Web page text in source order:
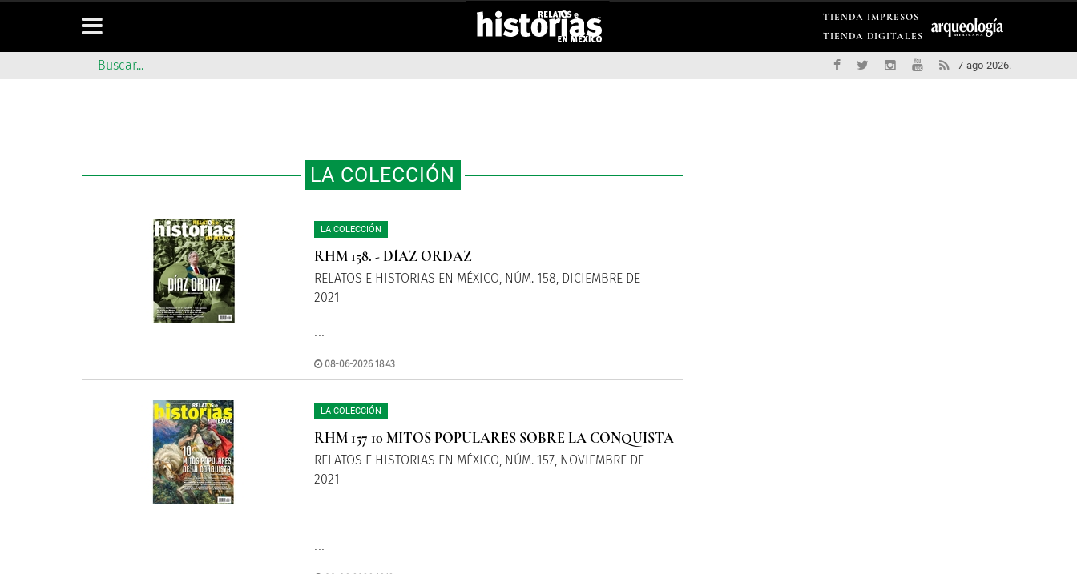
TIENDA IMPRESOS
TIENDA DIGITALES
7-ago-2026.
LA COLECCIÓN
LA COLECCIÓN
RHM 158. - DÍAZ ORDAZ
RELATOS E HISTORIAS EN MÉXICO, NÚM. 158, DICIEMBRE DE
2021
08-06-2026 18:43
LA COLECCIÓN
RHM 157 10 MITOS POPULARES SOBRE LA CONQUISTA
RELATOS E HISTORIAS EN MÉXICO, NÚM. 157, NOVIEMBRE DE
2021